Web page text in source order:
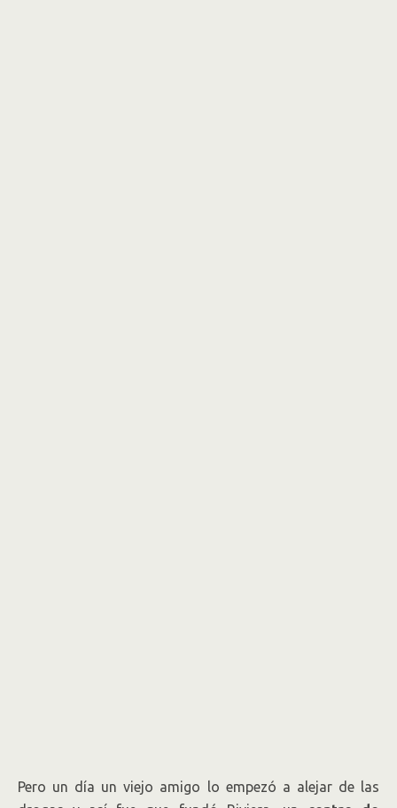
Pero un día un viejo amigo lo empezó a alejar de las